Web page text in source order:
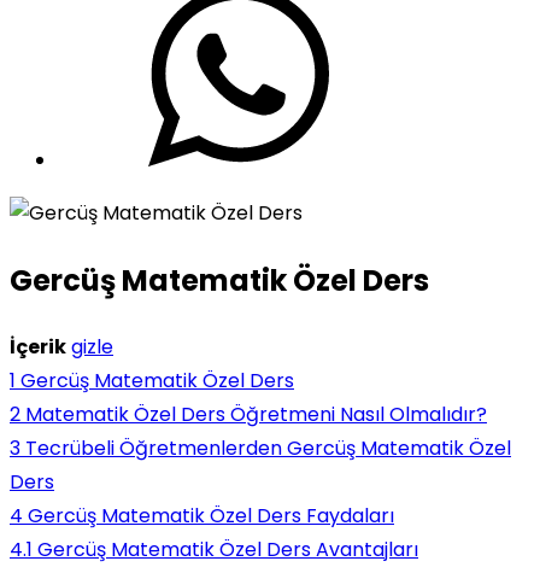
Gercüş Matematik Özel Ders
İçerikgizle
1 Gercüş Matematik Özel Ders
2 Matematik Özel Ders Öğretmeni Nasıl Olmalıdır?
3 Tecrübeli Öğretmenlerden Gercüş Matematik Özel
Ders
4 Gercüş Matematik Özel Ders Faydaları
4.1 Gercüş Matematik Özel Ders Avantajları